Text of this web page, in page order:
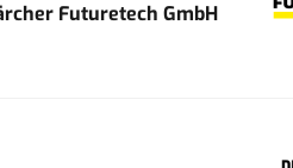
Futuretech GmbH